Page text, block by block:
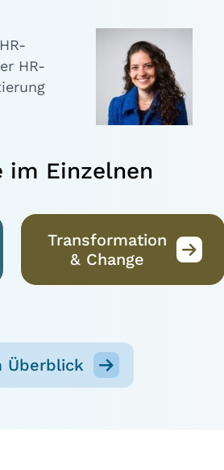
HR-
im Einzelnen
Transformation
& Change
Überblick